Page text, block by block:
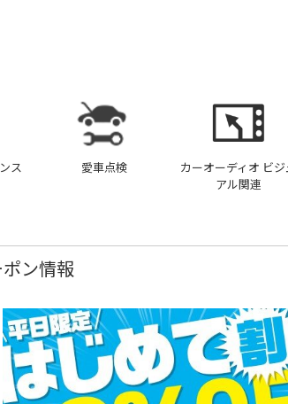
ス 愛車点検
カーオーディオ ビジ
アル関連
ン情報